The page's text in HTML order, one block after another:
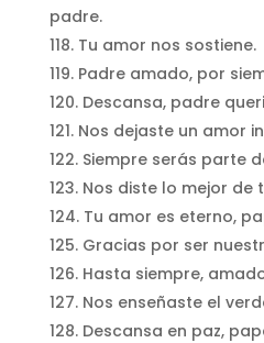
padre.
Tu amor nos sostiene.
Padre amado, por
Descansa, padre
Nos dejaste un amor
Siempre serás parte
Nos diste lo mejor de
Tu amor es eterno,
Gracias por ser
Hasta siempre,
Nos enseñaste el
Descansa en paz,